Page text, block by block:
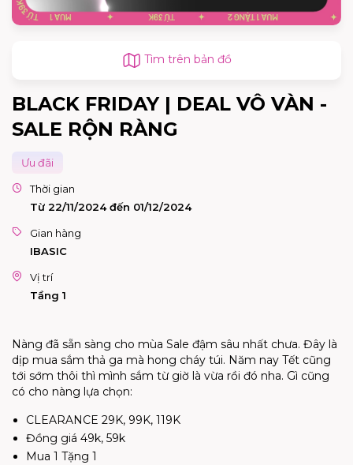
Tìm trên bản đồ
BLACK FRIDAY | DEAL VÔ VÀN -
SALE RỘN RÀNG
Ưu đãi
Thời gian
Từ 22/11/2024 đến 01/12/2024
Gian hàng
IBASIC
Vị trí
Tầng 1
Nàng đã sẵn sàng cho mùa Sale đậm sâu nhất chưa. Đây là
dịp mua sắm thả ga mà hong cháy túi. Năm nay Tết cũng
tới sớm thôi thì mình sắm từ giờ là vừa rồi đó nha. Gì cũng
có cho nàng lựa chọn:
CLEARANCE 29K, 99K, 119K
Đồng giá 49k, 59k
Mua 1 Tặng 1